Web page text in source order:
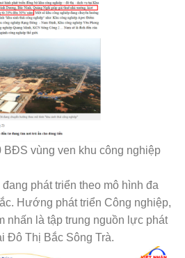
BĐS vùng ven khu công nghiệp
phát triển theo mô hình đa
Hướng phát triển Công nghiệp,
nhấn là tập trung nguồn lực phát
Đô Thị Bắc Sông Trà.